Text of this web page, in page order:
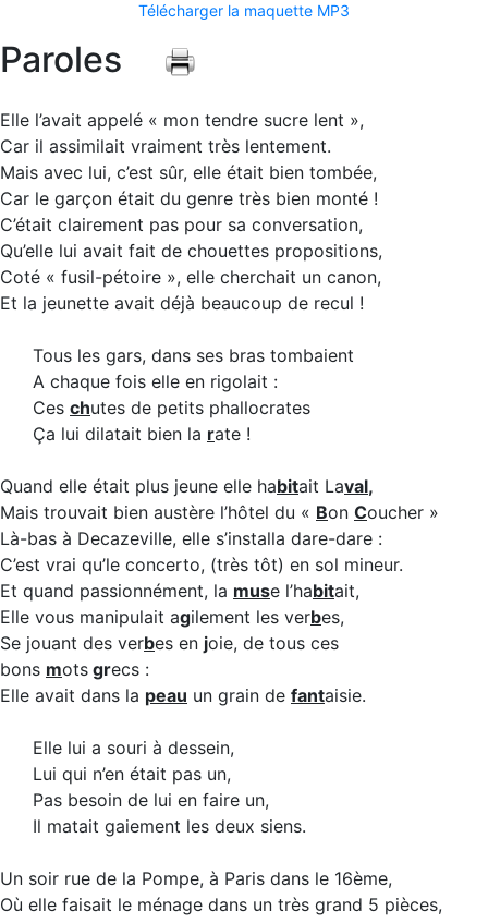
Télécharger la maquette MP3
Paroles
Elle l’avait appelé « mon tendre sucre lent »,
Car il assimilait vraiment très lentement.
Mais avec lui, c’est sûr, elle était bien tombée,
Car le garçon était du genre très bien monté !
C’était clairement pas pour sa conversation,
Qu’elle lui avait fait de chouettes propositions,
Coté « fusil-pétoire », elle cherchait un canon,
Et la jeunette avait déjà beaucoup de recul !
Tous les gars, dans ses bras tombaient
A chaque fois elle en rigolait :
Ces chutes de petits phallocrates
Ça lui dilatait bien la rate !
Quand elle était plus jeune elle habitait Laval,
Mais trouvait bien austère l’hôtel du « Bon Coucher »
Là-bas à Decazeville, elle s’installa dare-dare :
C’est vrai qu’le concerto, (très tôt) en sol mineur.
Et quand passionnément, la muse l’habitait,
Elle vous manipulait agilement les verbes,
Se jouant des verbes en joie, de tous ces
bons mots grecs :
Elle avait dans la peau un grain de fantaisie.
Elle lui a souri à dessein,
Lui qui n’en était pas un,
Pas besoin de lui en faire un,
Il matait gaiement les deux siens.
Un soir rue de la Pompe, à Paris dans le 16ème,
Où elle faisait le ménage dans un très grand 5 pièces,